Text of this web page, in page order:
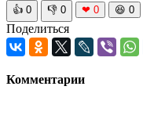
👍 0 👎 0 ❤ 0 😆 0
Поделиться
Комментарии